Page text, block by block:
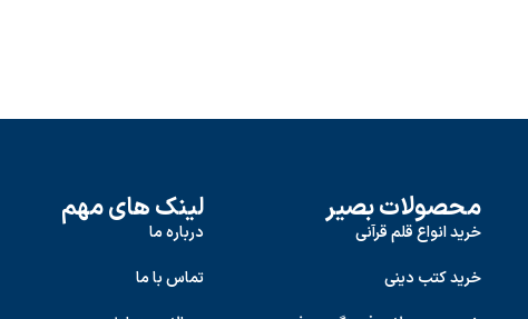
محصولات بصیر
خرید انواع قلم قرآنی
خرید کتب دینی
لینک های مهم
درباره ما
تماس با ما